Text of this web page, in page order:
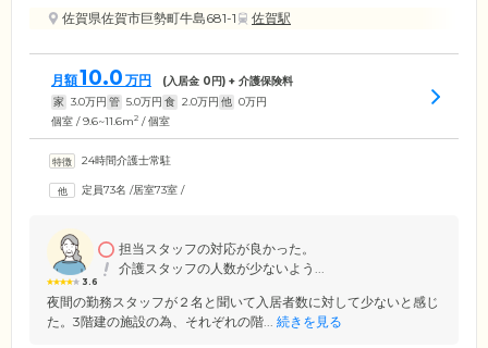
佐賀県佐賀市巨勢町牛島681-1
佐賀駅
月額10.0 万円 (入居金 0円) + 介護保険料
家 3.0万円 管 5.0万円 食 2.0万円 他 0万円
個室 / 9.6~11.6m2 / 個室
24時間介護士常駐
定員73名 /居室73室 /
3.6
担当スタッフの対応が良かった。
介護スタッフの人数が少ないよう...
夜間の勤務スタッフが２名と聞いて入居者数に対して少ないと感じ
た。3階建の施設の為、それぞれの階... 続きを見る